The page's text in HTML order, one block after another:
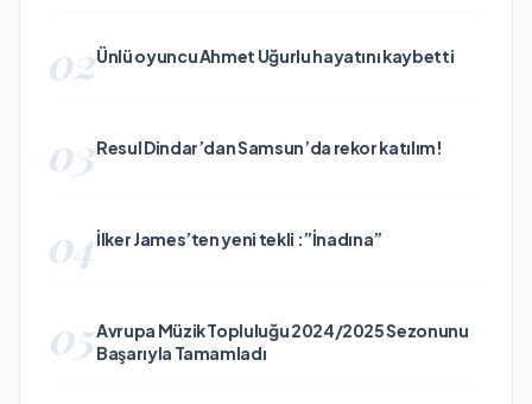
02Ünlü oyuncu Ahmet Uğurlu hayatını kaybetti
03Resul Dindar’dan Samsun’da rekor katılım!
04İlker James’ten yeni tekli :”İnadına”
05Avrupa Müzik Topluluğu 2024/2025 Sezonunu
Başarıyla Tamamladı